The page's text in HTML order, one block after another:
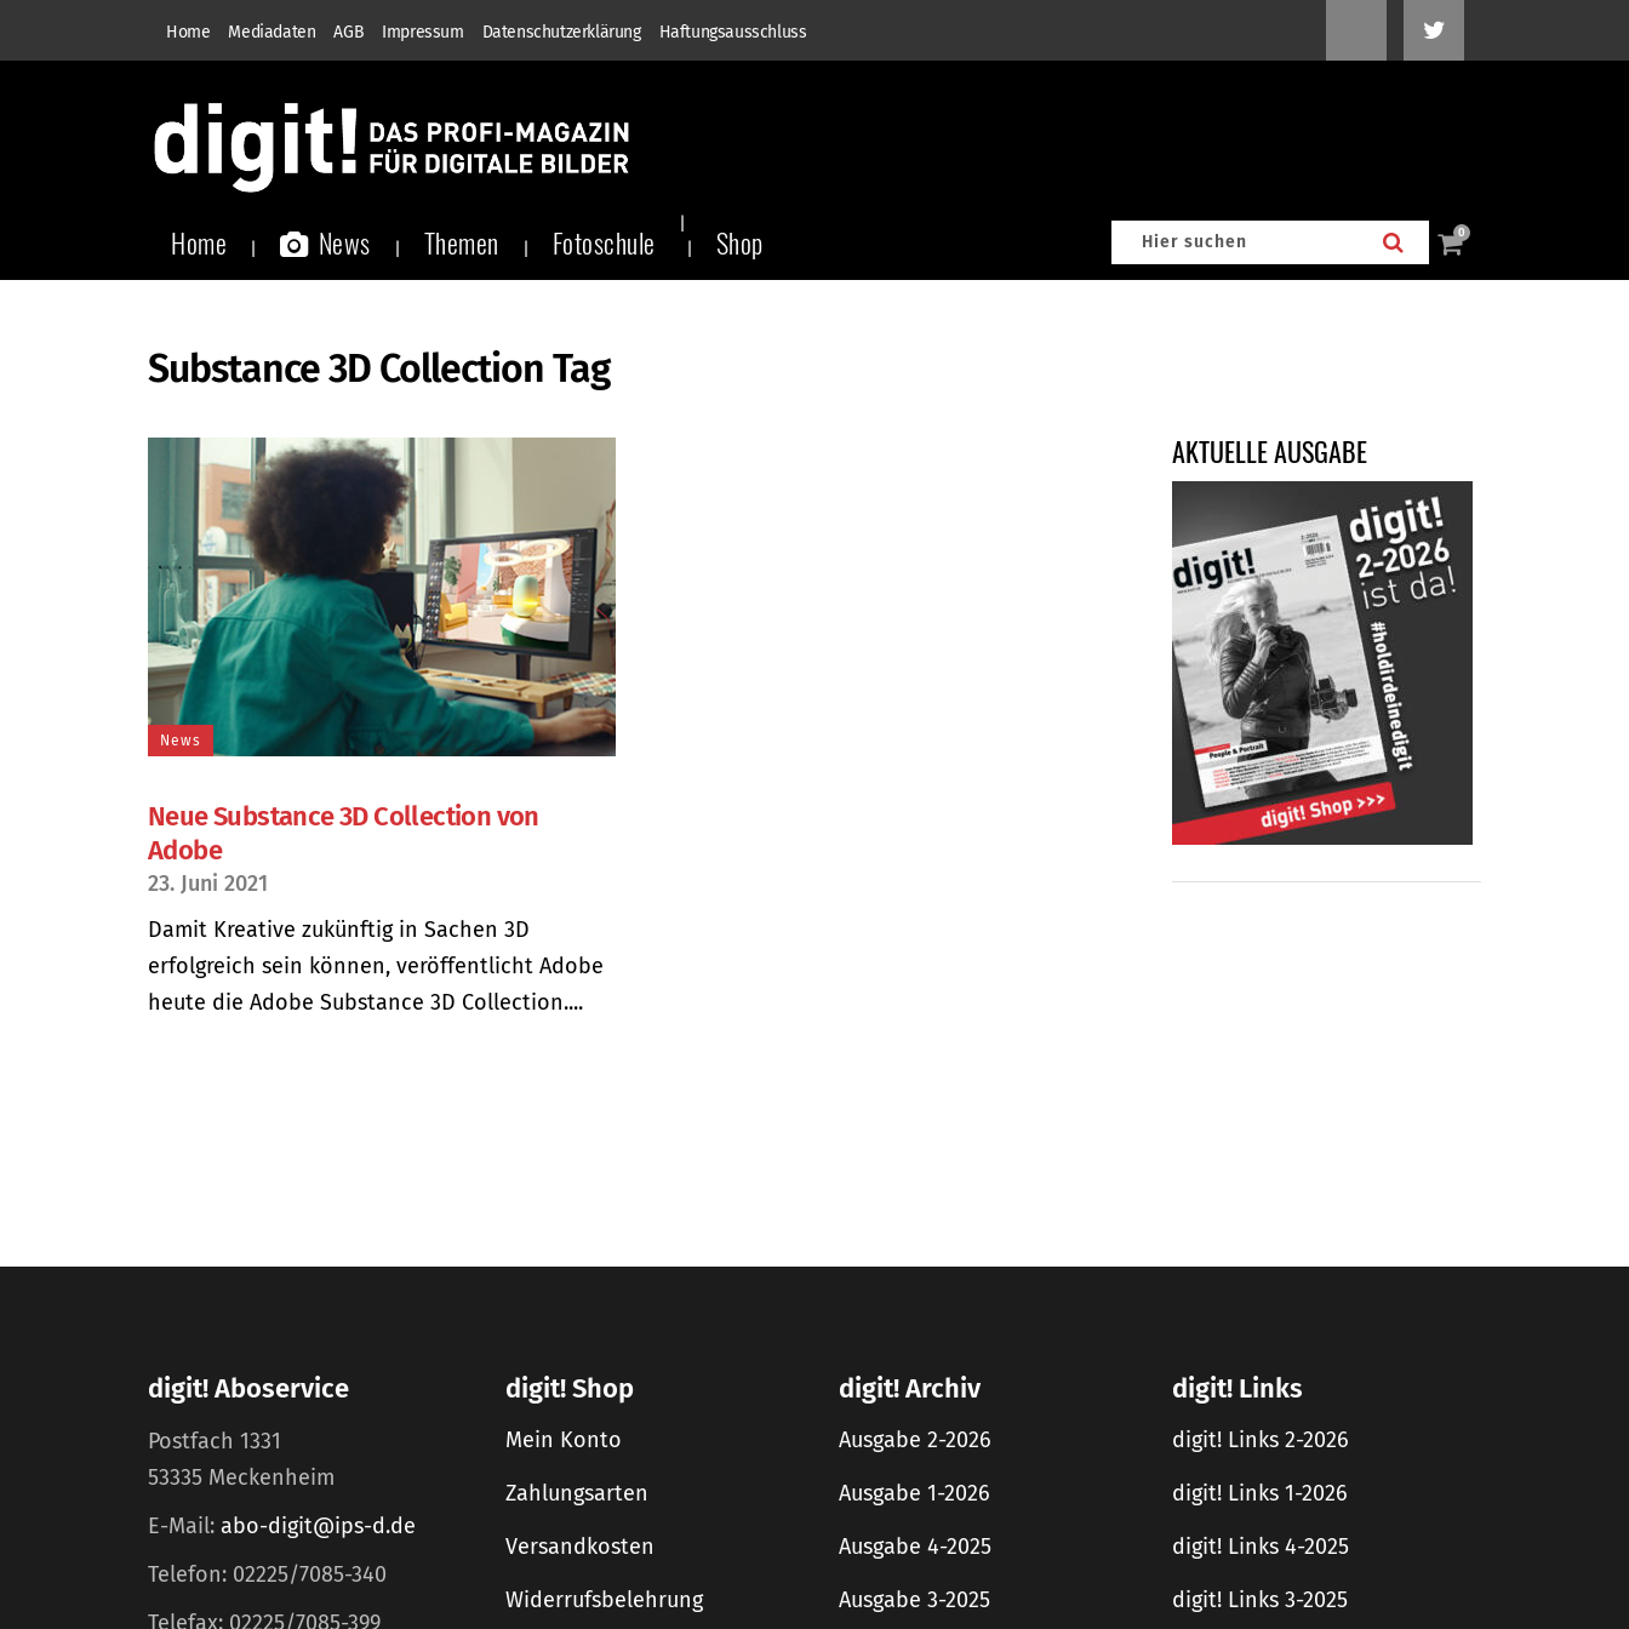
Home Mediadaten AGB Impressum Datenschutzerklärung Haftungsausschluss
Home News Themen Fotoschule Shop 0
Substance 3D Collection Tag
News
Neue Substance 3D Collection von
Adobe
23. Juni 2021
Damit Kreative zukünftig in Sachen 3D
erfolgreich sein können, veröffentlicht Adobe
heute die Adobe Substance 3D Collection....
AKTUELLE AUSGABE
digit! Aboservice
Postfach 1331
53335 Meckenheim
E-Mail: abo-digit@ips-d.de
Telefon: 02225/7085-340
Telefax: 02225/7085-399
digit! Shop
Mein Konto
Zahlungsarten
Versandkosten
Widerrufsbelehrung
digit! Archiv
Ausgabe 2-2026
Ausgabe 1-2026
Ausgabe 4-2025
Ausgabe 3-2025
digit! Links
digit! Links 2-2026
digit! Links 1-2026
digit! Links 4-2025
digit! Links 3-2025